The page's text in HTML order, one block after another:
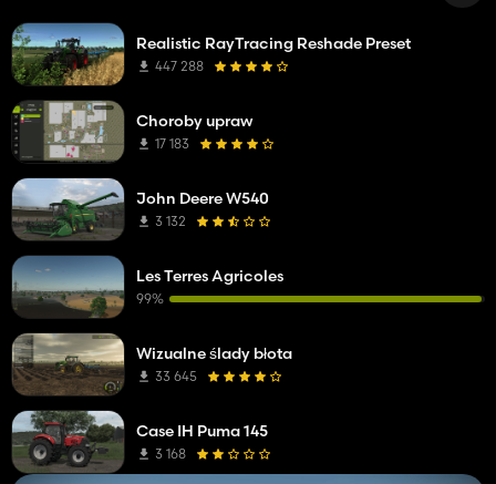
Realistic RayTracing Reshade Preset
447 288
Choroby upraw
17 183
John Deere W540
3 132
Les Terres Agricoles
99%
Wizualne ślady błota
33 645
Case IH Puma 145
3 168